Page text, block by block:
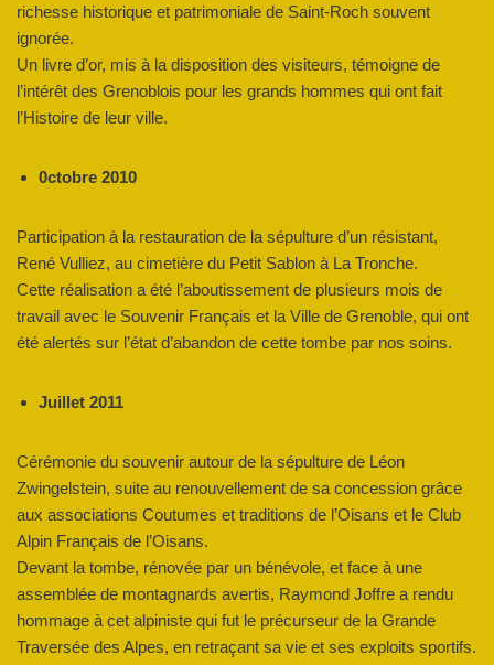
richesse historique et patrimoniale de Saint-Roch souvent
ignorée.
Un livre d’or, mis à la disposition des visiteurs, témoigne de
l’intérêt des Grenoblois pour les grands hommes qui ont fait
l’Histoire de leur ville.
0ctobre 2010
Participation à la restauration de la sépulture d’un résistant,
René Vulliez, au cimetière du Petit Sablon à La Tronche.
Cette réalisation a été l’aboutissement de plusieurs mois de
travail avec le Souvenir Français et la Ville de Grenoble, qui ont
été alertés sur l’état d’abandon de cette tombe par nos soins.
Juillet 2011
Cérémonie du souvenir autour de la sépulture de Léon
Zwingelstein, suite au renouvellement de sa concession grâce
aux associations Coutumes et traditions de l’Oisans et le Club
Alpin Français de l’Oisans.
Devant la tombe, rénovée par un bénévole, et face à une
assemblée de montagnards avertis, Raymond Joffre a rendu
hommage à cet alpiniste qui fut le précurseur de la Grande
Traversée des Alpes, en retraçant sa vie et ses exploits sportifs.